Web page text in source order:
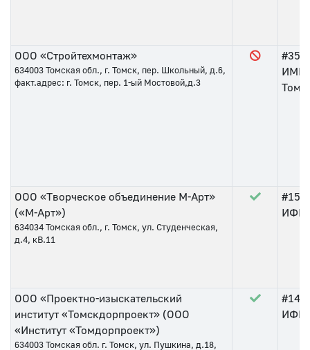
ООО «Стройтехмонтаж»
634003 Томская обл., г. Томск, пер. Школьный, д.6,
факт.адрес: г. Томск, пер. 1-ый Мостовой,д.3
#35
ООО «Творческое объединение М-Арт»
(«М-Арт»)
634034 Томская обл., г. Томск, ул. Студенческая,
д.4, кВ.11
#150
ООО «Проектно-изыскательский
институт «Томскдорпроект» (ООО
«Институт «Томдорпроект»)
634003 Томская обл. г. Томск, ул. Пушкина, д.18,
#149